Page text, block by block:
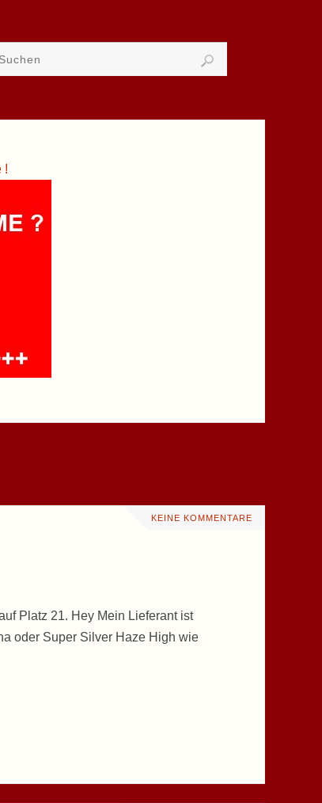
!
KEINE KOMMENTARE
Platz 21. Hey Mein Lieferant ist
oder Super Silver Haze High wie